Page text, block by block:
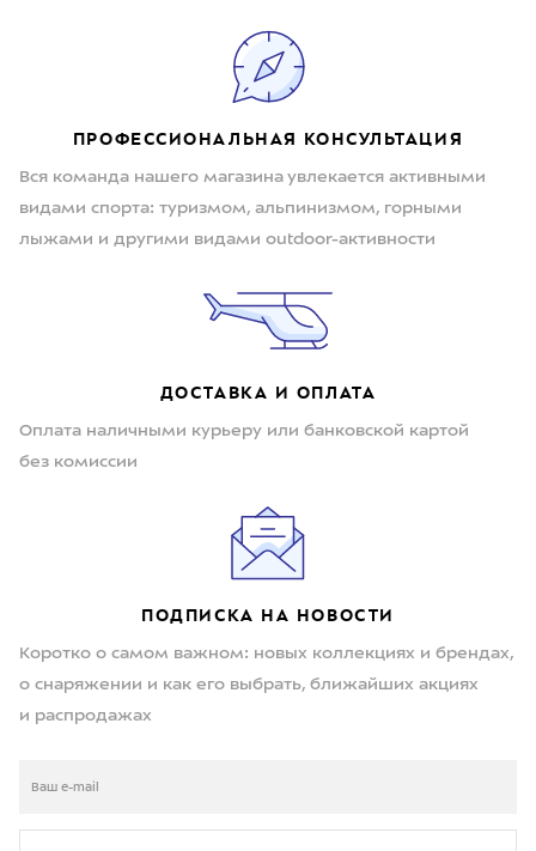
ПРОФЕССИОНАЛЬНАЯ КОНСУЛЬТАЦИЯ
Вся команда нашего магазина увлекается активными
видами спорта: туризмом, альпинизмом, горными
лыжами и другими видами outdoor-активности
ДОСТАВКА И ОПЛАТА
Оплата наличными курьеру или банковской картой
без комиссии
ПОДПИСКА НА НОВОСТИ
Коротко о самом важном: новых коллекциях и брендах,
о снаряжении и как его выбрать, ближайших акциях
и распродажах